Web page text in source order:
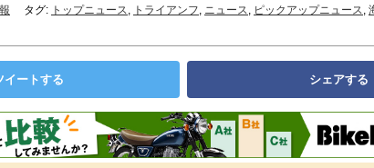
タグ: トップニュース, トライアンフ, ニュース, ピックアップニュース,
イートする シェアする